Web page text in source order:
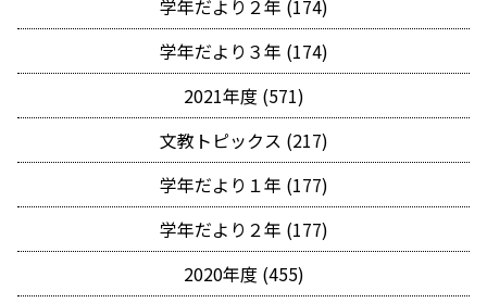
学年だより２年 (174)
学年だより３年 (174)
2021年度 (571)
文教トピックス (217)
学年だより１年 (177)
学年だより２年 (177)
2020年度 (455)